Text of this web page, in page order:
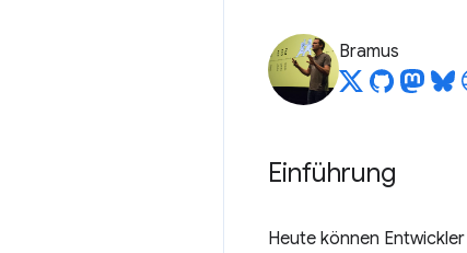
Bramus
Einführung
Heute können